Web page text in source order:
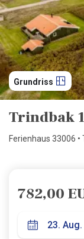
Grundriss
Trindbak
Ferienhaus 33006
782,00